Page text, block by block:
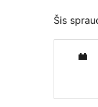
Šis